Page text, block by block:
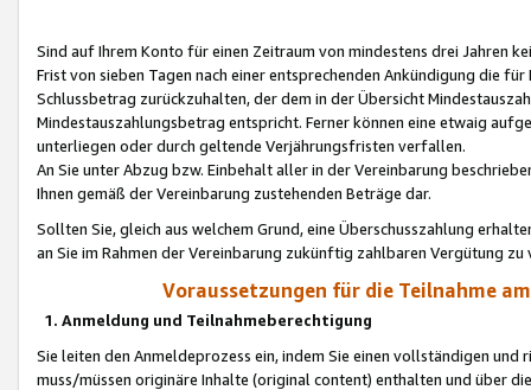
Sind auf Ihrem Konto für einen Zeitraum von mindestens drei Jahren
Frist von sieben Tagen nach einer entsprechenden Ankündigung die
Schlussbetrag zurückzuhalten, der dem in der Übersicht
Mindestauszahlungsbetrag entspricht. Ferner können eine etwaig
unterliegen oder durch geltende Verjährungsfristen verfallen.
An Sie unter Abzug bzw. Einbehalt aller in der Vereinbarung
Ihnen gemäß der Vereinbarung zustehenden Beträge dar.
Sollten Sie, gleich aus welchem Grund, eine Überschusszahlung
an Sie im Rahmen der Vereinbarung zukünftig zahlbaren Vergütung zu
Voraussetzungen für die Teilnahme
1. Anmeldung und Teilnahmeberechtigung
Sie leiten den Anmeldeprozess ein, indem Sie einen vollständigen
muss/müssen originäre Inhalte (original content) enthalten und über